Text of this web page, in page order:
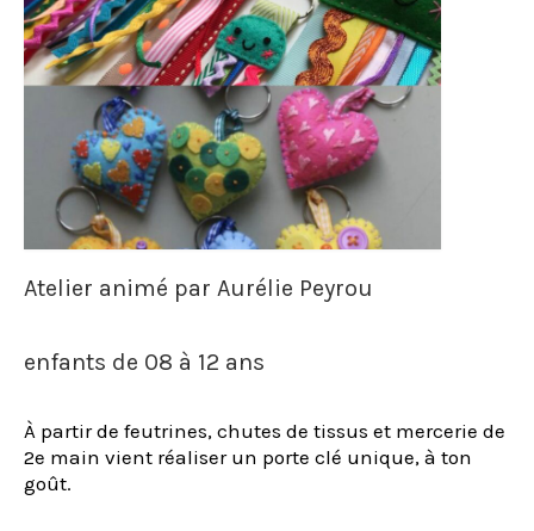
Atelier animé par Aurélie Peyrou
enfants de 08 à 12 ans
À partir de feutrines, chutes de tissus et mercerie de
2e main vient réaliser un porte clé unique, à ton
goût.